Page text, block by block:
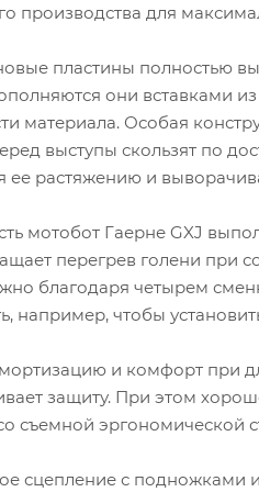
производства для
пластины полностью
они вставками
материала. Особая
выступы скользят по
ее растяжению и
мотобот Гаерне GXJ
перегрев голени при
благодаря четырем
например, чтобы
и комфорт при
защиту. При этом
съемной эргономической
сцепление с подножками